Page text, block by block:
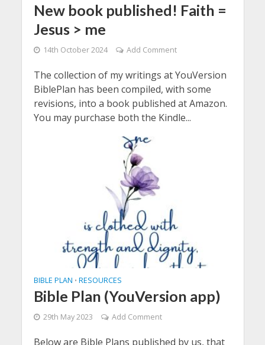
New book published! Faith =
Jesus > me
14th October 2024 Add Comment
The collection of my writings at YouVersion
BiblePlan has been compiled, with some
revisions, into a book published at Amazon.
You may purchase both the Kindle...
BIBLE PLAN • RESOURCES
Bible Plan (YouVersion app)
29th May 2023 Add Comment
Below are Bible Plans published by us, that